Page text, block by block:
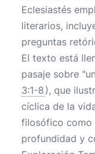
Eclesiastés
literarios,
preguntas
El texto está
pasaje sobre
3:1-8 ), que
cíclica de la
filosófico como
profundidad y